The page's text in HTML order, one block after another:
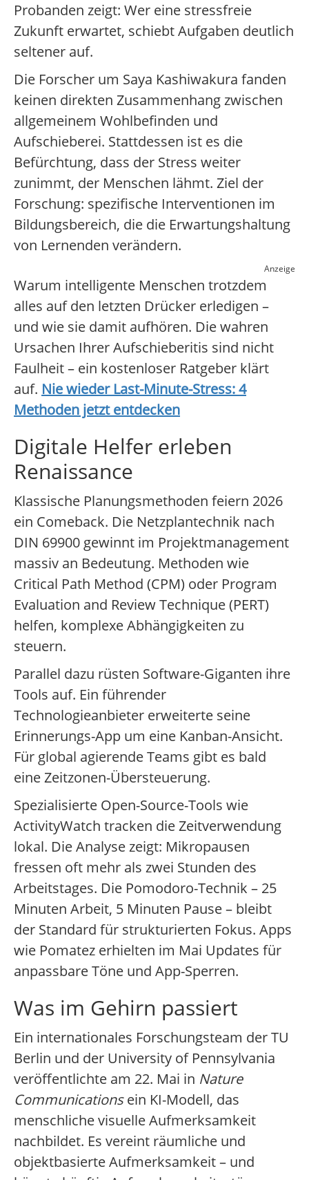
Probanden zeigt: Wer eine stressfreie
Zukunft erwartet, schiebt Aufgaben deutlich
seltener auf.
Die Forscher um Saya Kashiwakura fanden
keinen direkten Zusammenhang zwischen
allgemeinem Wohlbefinden und
Aufschieberei. Stattdessen ist es die
Befürchtung, dass der Stress weiter
zunimmt, der Menschen lähmt. Ziel der
Forschung: spezifische Interventionen im
Bildungsbereich, die die Erwartungshaltung
von Lernenden verändern.
Anzeige
Warum intelligente Menschen trotzdem
alles auf den letzten Drücker erledigen –
und wie sie damit aufhören. Die wahren
Ursachen Ihrer Aufschieberitis sind nicht
Faulheit – ein kostenloser Ratgeber klärt
auf. Nie wieder Last-Minute-Stress: 4
Methoden jetzt entdecken
Digitale Helfer erleben
Renaissance
Klassische Planungsmethoden feiern 2026
ein Comeback. Die Netzplantechnik nach
DIN 69900 gewinnt im Projektmanagement
massiv an Bedeutung. Methoden wie
Critical Path Method (CPM) oder Program
Evaluation and Review Technique (PERT)
helfen, komplexe Abhängigkeiten zu
steuern.
Parallel dazu rüsten Software-Giganten ihre
Tools auf. Ein führender
Technologieanbieter erweiterte seine
Erinnerungs-App um eine Kanban-Ansicht.
Für global agierende Teams gibt es bald
eine Zeitzonen-Übersteuerung.
Spezialisierte Open-Source-Tools wie
ActivityWatch tracken die Zeitverwendung
lokal. Die Analyse zeigt: Mikropausen
fressen oft mehr als zwei Stunden des
Arbeitstages. Die Pomodoro-Technik – 25
Minuten Arbeit, 5 Minuten Pause – bleibt
der Standard für strukturierten Fokus. Apps
wie Pomatez erhielten im Mai Updates für
anpassbare Töne und App-Sperren.
Was im Gehirn passiert
Ein internationales Forschungsteam der TU
Berlin und der University of Pennsylvania
veröffentlichte am 22. Mai in Nature
Communicationsein KI-Modell, das
menschliche visuelle Aufmerksamkeit
nachbildet. Es vereint räumliche und
objektbasierte Aufmerksamkeit – und